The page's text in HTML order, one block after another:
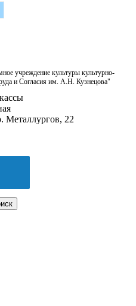
учреждение культуры культурно-
и Согласия им. А.Н. Кузнецова"
Металлургов, 22